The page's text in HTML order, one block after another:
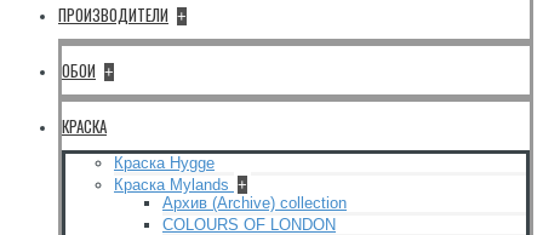
ПРОИЗВОДИТЕЛИ +
ОБОИ +
КРАСКА
Краска Hygge
Краска Mylands +
Архив (Archive) collection
COLOURS OF LONDON